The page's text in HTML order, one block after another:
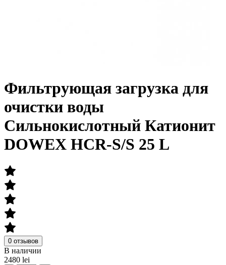
Фильтрующая загрузка для
очистки воды
Сильнокислотный Катионит
DOWEX HCR-S/S 25 L
0 отзывов
В наличии
2480 lei